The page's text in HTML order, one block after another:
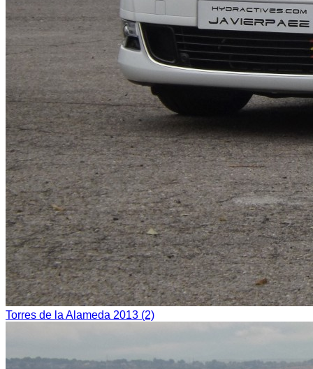
Torres de la Alameda 2013 (2)